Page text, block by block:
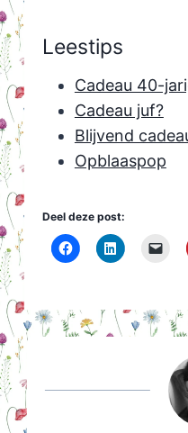
Leestips
Cadeau 40-
Cadeau juf?
Blijvend
Opblaaspop
Deel deze post: